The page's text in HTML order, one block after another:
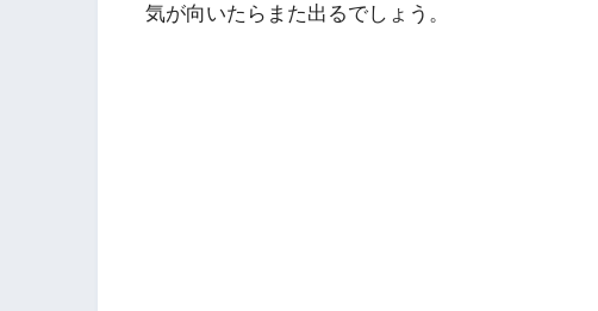
気が向いたらまた出るでしょう。